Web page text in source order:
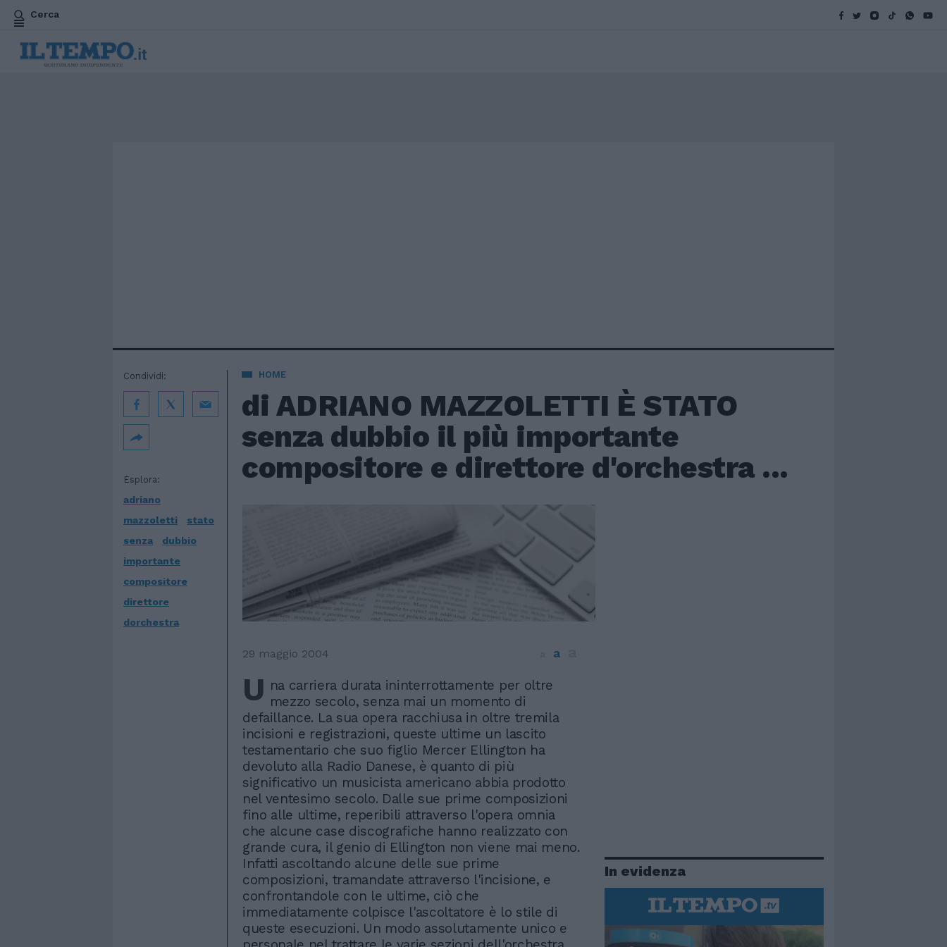
Cerca
HOME
di ADRIANO MAZZOLETTI È STATO
senza dubbio il più importante
compositore e direttore d'orchestra ...
Esplora:
adriano
mazzoletti
stato
senza
dubbio
importante
compositore
direttore
dorchestra
Condividi:
29 maggio 2004 a
U na carriera durata ininterrottamente per oltre
mezzo secolo, senza mai un momento di
defaillance. La sua opera racchiusa in oltre tremila
incisioni e registrazioni, queste ultime un lascito
testamentario che suo figlio Mercer Ellington ha
devoluto alla Radio Danese, è quanto di più
significativo un musicista americano abbia prodotto
nel ventesimo secolo. Dalle sue prime composizioni
fino alle ultime, reperibili attraverso l'opera omnia
che alcune case discografiche hanno realizzato con
grande cura, il genio di Ellington non viene mai meno.
Infatti ascoltando alcune delle sue prime
composizioni, tramandate attraverso l'incisione, e
confrontandole con le ultime, ciò che
immediatamente colpisce l'ascoltatore è lo stile di
queste esecuzioni. Un modo assolutamente unico e
In evidenza